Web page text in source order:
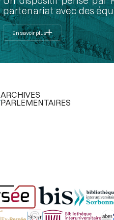
partenariat avec des
En savoir plus
ARCHIVES
PARLEMENTAIRES